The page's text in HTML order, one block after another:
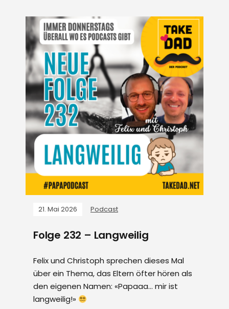
21. Mai 2026 Podcast
Folge 232 – Langweilig
Felix und Christoph sprechen dieses Mal
über ein Thema, das Eltern öfter hören als
den eigenen Namen: «Papaaa… mir ist
langweilig!»